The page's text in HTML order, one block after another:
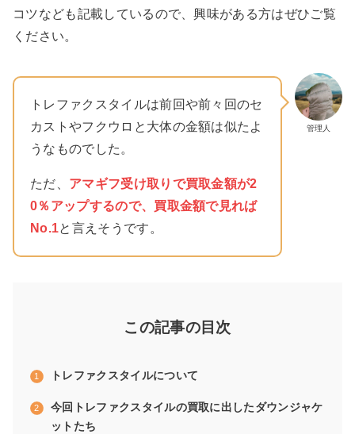
コツなども記載しているので、興味がある方はぜひご覧
ください。
管理人
トレファクスタイルは前回や前々回のセ
カストやフクウロと大体の金額は似たよ
うなものでした。
ただ、 アマギフ受け取りで買取金額が2
0％アップするので、買取金額で見れば
No.1と言えそうです。
この記事の目次
トレファクスタイルについて
今回トレファクスタイルの買取に出したダウンジャケ
ットたち